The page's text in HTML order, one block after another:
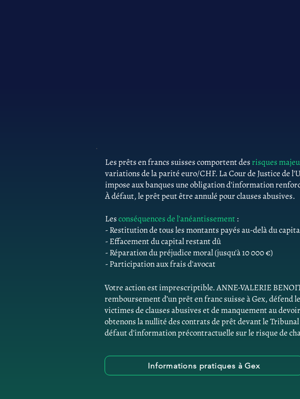
Les prêts en francs suisses comportent des risques
variations de la parité euro/CHF. La Cour de Justice de
impose aux banques une obligation d'information
À défaut, le prêt peut être annulé pour clauses abusives.
Lesconséquences de l'anéantissement:
- Restitution de tous les montants payés au-delà du
- Effacement du capital restant dû
- Réparation du préjudice moral (jusqu'à 10 000 €)
- Participation aux frais d'avocat
Votre action est imprescriptible. ANNE-VALERIE
remboursement d’un prêt en franc suisse à Gex, défend
victimes de clauses abusives et de manquement au
obtenons la nullité des contrats de prêt devant le
défaut d'information précontractuelle sur le risque de
Informations pratiques à Gex